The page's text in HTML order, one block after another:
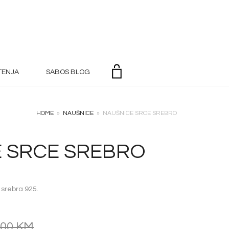
SABOS BLOG
HOME » NAUŠNICE » NAUŠNICE SRCE SREBRO
SREBRO
925.